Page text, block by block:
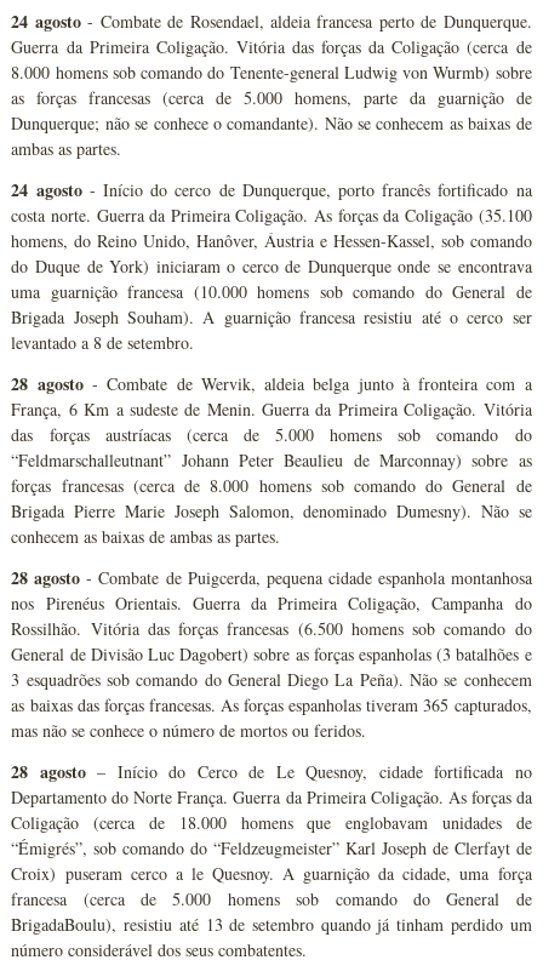
24 agosto- Combate de Rosendael, aldeia francesa perto de Dunquerque.
Guerra da Primeira Coligação. Vitória das forças da Coligação (cerca de
8.000 homens sob comando do Tenente-general Ludwig von Wurmb) sobre
as forças francesas (cerca de 5.000 homens, parte da guarnição de
Dunquerque; não se conhece o comandante). Não se conhecem as baixas de
ambas as partes.
24 agosto- Início do cerco de Dunquerque, porto francês fortificado na
costa norte. Guerra da Primeira Coligação. As forças da Coligação (35.100
homens, do Reino Unido, Hanôver, Áustria e Hessen-Kassel, sob comando
do Duque de York) iniciaram o cerco de Dunquerque onde se encontrava
uma guarnição francesa (10.000 homens sob comando do General de
Brigada Joseph Souham). A guarnição francesa resistiu até o cerco ser
levantado a 8 de setembro.
28 agosto- Combate de Wervik, aldeia belga junto à fronteira com a
França, 6 Km a sudeste de Menin. Guerra da Primeira Coligação. Vitória
das forças austríacas (cerca de 5.000 homens sob comando do
“Feldmarschalleutnant” Johann Peter Beaulieu de Marconnay) sobre as
forças francesas (cerca de 8.000 homens sob comando do General de
Brigada Pierre Marie Joseph Salomon, denominado Dumesny). Não se
conhecem as baixas de ambas as partes.
28 agosto - Combate de Puigcerda, pequena cidade espanhola montanhosa
nos Pirenéus Orientais. Guerra da Primeira Coligação, Campanha do
Rossilhão. Vitória das forças francesas (6.500 homens sob comando do
General de Divisão Luc Dagobert) sobre as forças espanholas (3 batalhões e
3 esquadrões sob comando do General Diego La Peña). Não se conhecem
as baixas das forças francesas. As forças espanholas tiveram 365 capturados,
mas não se conhece o número de mortos ou feridos.
28 agosto– Início do Cerco de Le Quesnoy, cidade fortificada no
Departamento do Norte França. Guerra da Primeira Coligação. As forças da
Coligação (cerca de 18.000 homens que englobavam unidades de
“Émigrés”, sob comando do “Feldzeugmeister” Karl Joseph de Clerfayt de
Croix) puseram cerco a le Quesnoy. A guarnição da cidade, uma força
francesa (cerca de 5.000 homens sob comando do General de
BrigadaBoulu), resistiu até 13 de setembro quando já tinham perdido um
número considerável dos seus combatentes.